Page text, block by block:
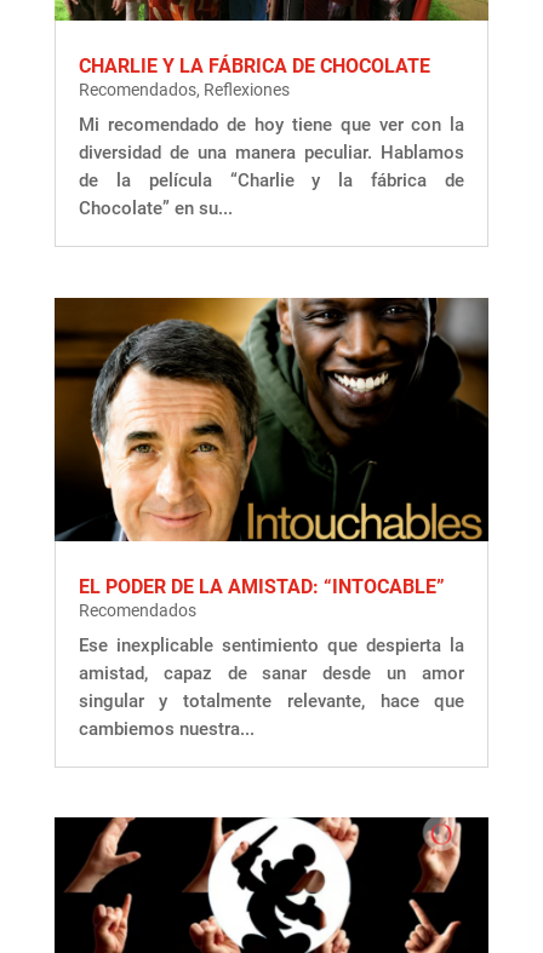
CHARLIE Y LA FÁBRICA DE CHOCOLATE
Recomendados, Reflexiones
Mi recomendado de hoy tiene que ver con la
diversidad de una manera peculiar. Hablamos
de la película “Charlie y la fábrica de
Chocolate” en su...
EL PODER DE LA AMISTAD: “INTOCABLE”
Recomendados
Ese inexplicable sentimiento que despierta la
amistad, capaz de sanar desde un amor
singular y totalmente relevante, hace que
cambiemos nuestra...